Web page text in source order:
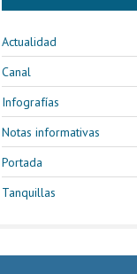
Actualidad
Canal
Infografías
Notas informativas
Portada
Tanquillas